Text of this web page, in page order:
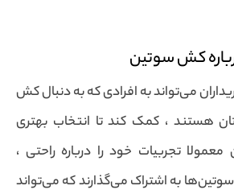
کش سوتین
می‌تواند به افرادی که به دنبال کش
هستند ، کمک کند تا انتخاب بهتری
معمولا تجربیات خود را درباره راحتی ،
به اشتراک می‌گذارند که می‌تواند